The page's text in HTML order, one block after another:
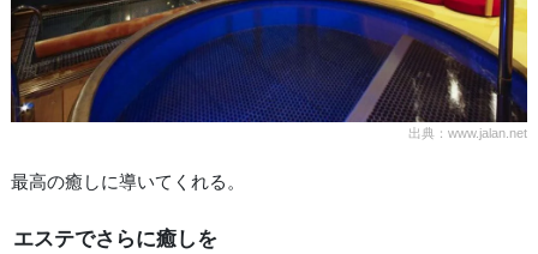
出典：www.jalan.net
最高の癒しに導いてくれる。
エステでさらに癒しを